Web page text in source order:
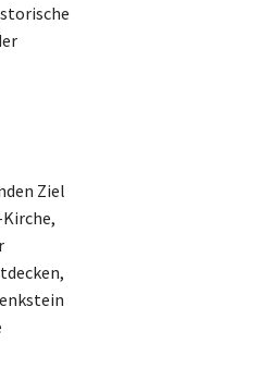
Ziel